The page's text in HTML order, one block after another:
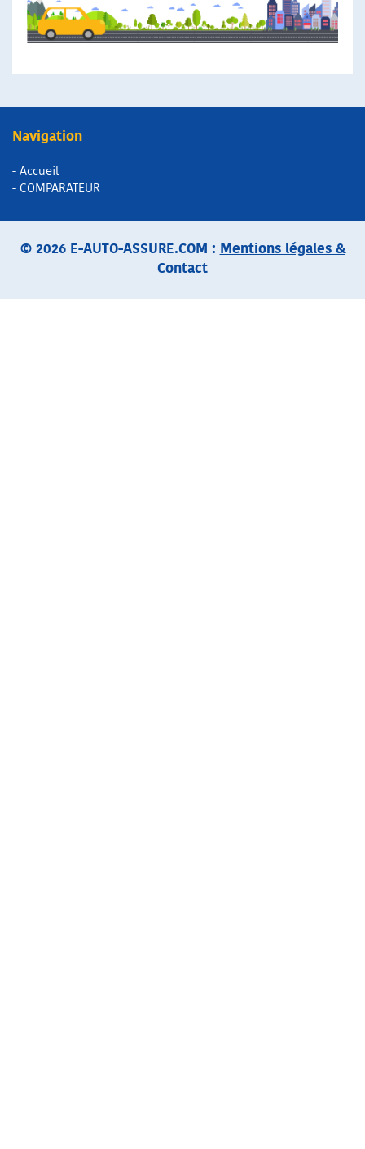
Navigation
- Accueil
- COMPARATEUR
© 2026 E-AUTO-ASSURE.COM : Mentions légales &
Contact